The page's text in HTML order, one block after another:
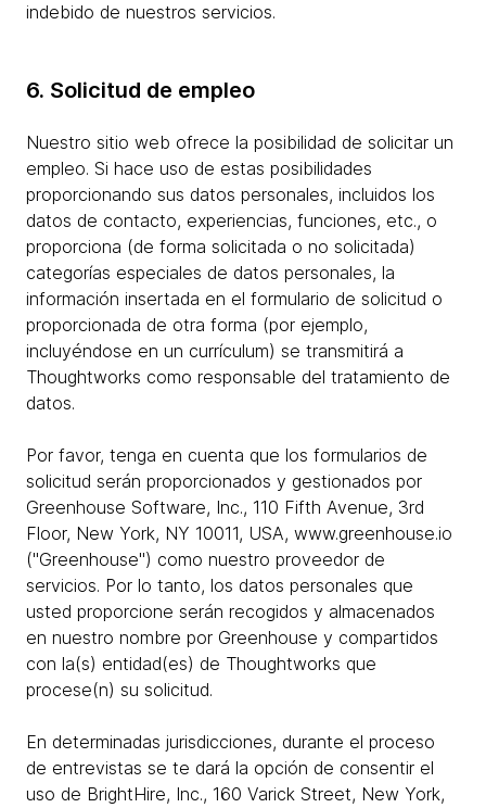
indebido de nuestros servicios.
6. Solicitud de empleo
Nuestro sitio web ofrece la posibilidad de solicitar un
empleo. Si hace uso de estas posibilidades
proporcionando sus datos personales, incluidos los
datos de contacto, experiencias, funciones, etc., o
proporciona (de forma solicitada o no solicitada)
categorías especiales de datos personales, la
información insertada en el formulario de solicitud o
proporcionada de otra forma (por ejemplo,
incluyéndose en un currículum) se transmitirá a
Thoughtworks como responsable del tratamiento de
datos.
Por favor, tenga en cuenta que los formularios de
solicitud serán proporcionados y gestionados por
Greenhouse Software, Inc., 110 Fifth Avenue, 3rd
Floor, New York, NY 10011, USA, www.greenhouse.io
("Greenhouse") como nuestro proveedor de
servicios. Por lo tanto, los datos personales que
usted proporcione serán recogidos y almacenados
en nuestro nombre por Greenhouse y compartidos
con la(s) entidad(es) de Thoughtworks que
procese(n) su solicitud.
En determinadas jurisdicciones, durante el proceso
de entrevistas se te dará la opción de consentir el
uso de BrightHire, Inc., 160 Varick Street, New York,